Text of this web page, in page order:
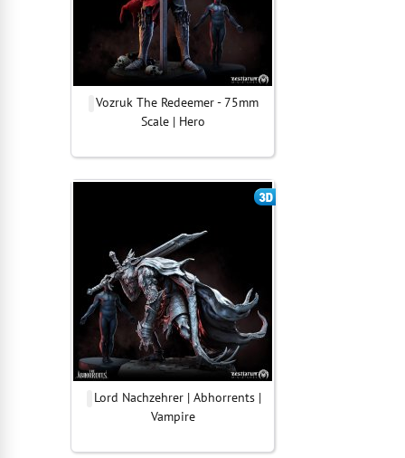
Vozruk The Redeemer - 75mm
Scale | Hero
Lord Nachzehrer | Abhorrents |
Vampire